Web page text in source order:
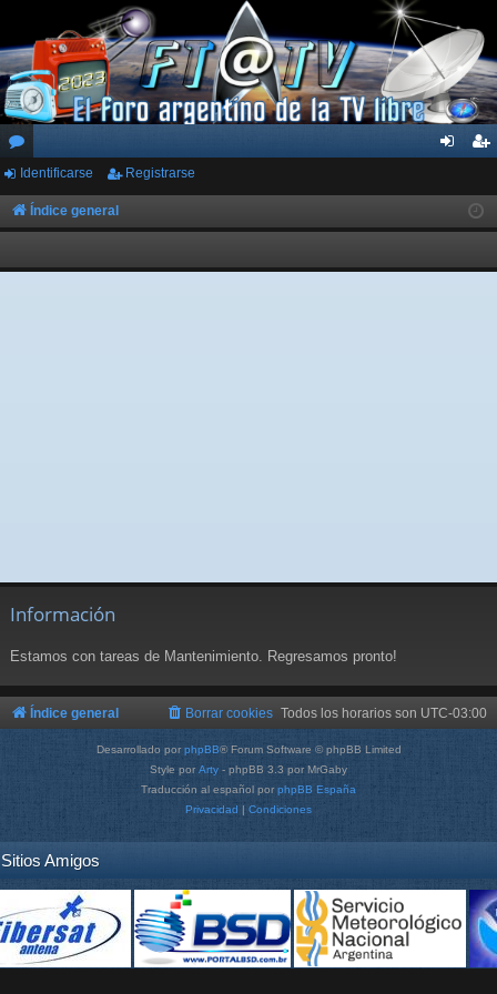
or
os
ar
ist
rs
Identificarse Registrarse
Índice general
Información
Estamos con tareas de Mantenimiento. Regresamos pronto!
Índice general Todos los horarios son UTC-03:00
Borrar cookies
Desarrollado por phpBB® Forum Software © phpBB Limited
Style por Arty - phpBB 3.3 por MrGaby
Traducción al español por phpBB España
Privacidad | Condiciones
Sitios Amigos